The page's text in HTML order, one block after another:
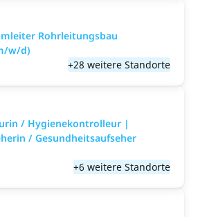
Rohrleitungsbau
w/d)
+28 weitere Standorte
/ Hygienekontrolleur |
/ Gesundheitsaufseher
+6 weitere Standorte